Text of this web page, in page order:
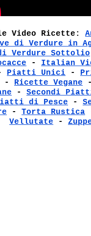
Video Ricette:
di Verdure in
Verdure Sottolio
- Italian
Piatti Unici -
- Ricette Vegane
- Secondi
di Pesce -
- Torta Rustica
Vellutate -